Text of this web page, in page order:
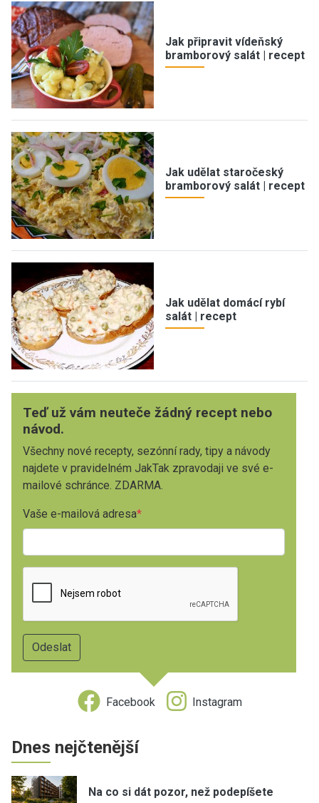
Jak připravit vídeňský
bramborový salát | recept
Jak udělat staročeský
bramborový salát | recept
Jak udělat domácí rybí
salát | recept
Teď už vám neuteče žádný recept nebo
návod.
Všechny nové recepty, sezónní rady, tipy a návody
najdete v pravidelném JakTak zpravodaji ve své e-
mailové schránce. ZDARMA.
Vaše e-mailová adresa
Facebook Instagram
Dnes nejčtenější
Na co si dát pozor, než podepíšete